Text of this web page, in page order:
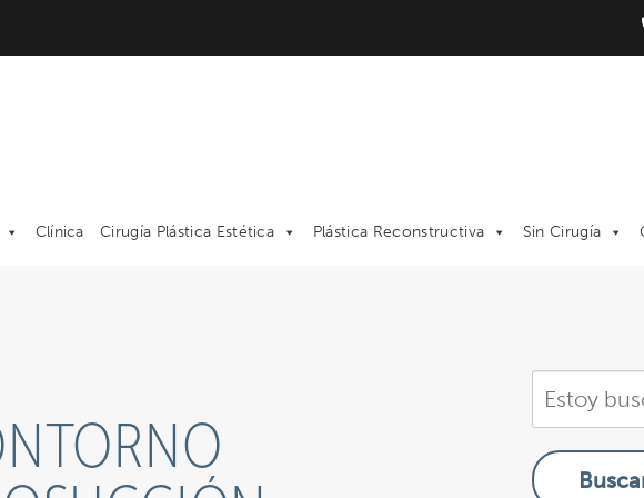
Clínica Cirugía Plástica Estética Plástica Reconstructiva Sin Cirugía
Buscar
en
nuestra
sitio